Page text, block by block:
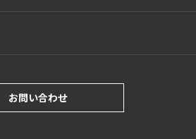
お問い合わせ